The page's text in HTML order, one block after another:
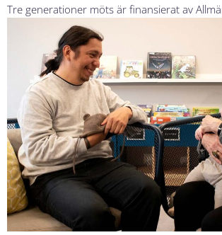
Tre generationer möts är finansierat av